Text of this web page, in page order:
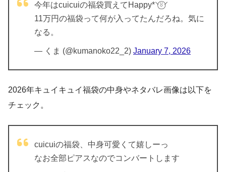
今年はcuicuiの福袋買えてHappy*⸌⍤⃝⸍
11万円の福袋って何が入ってたんだろね。気に
なる。
— くま (@kumanoko22_2) January 7, 2026
2026年キュイキュイ福袋の中身やネタバレ画像は以下を
チェック。
cuicuiの福袋、中身可愛くて嬉しーっ
なお全部ピアスなのでコンバートします